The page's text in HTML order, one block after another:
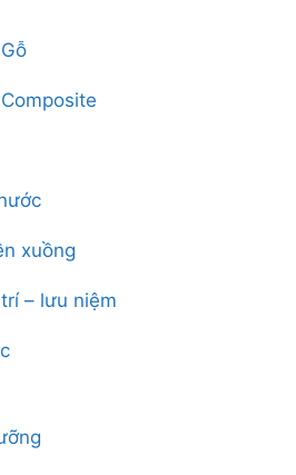
xuồng
– lưu niệm